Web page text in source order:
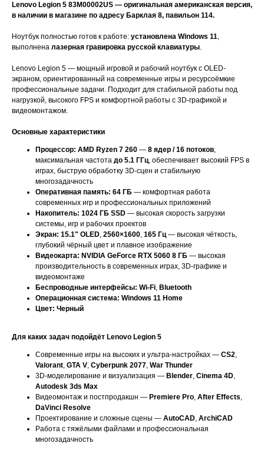
Lenovo Legion 5 83M00002US — оригинальная американская версия,
в наличии в магазине по адресу Барклая 8, павильон 114.
Ноутбук полностью готов к работе: установлена Windows 11,
выполнена лазерная гравировка русской клавиатуры.
Lenovo Legion 5 — мощный игровой и рабочий ноутбук с OLED-
экраном, ориентированный на современные игры и ресурсоёмкие
профессиональные задачи. Подходит для стабильной работы под
нагрузкой, высокого FPS и комфортной работы с 3D-графикой и
видеомонтажом.
Основные характеристики
Процессор: AMD Ryzen 7 260 — 8 ядер / 16 потоков,
максимальная частота до 5.1 ГГц, обеспечивает высокий FPS в
играх, быструю обработку 3D-сцен и стабильную
многозадачность
Оперативная память: 64 ГБ — комфортная работа
современных игр и профессиональных приложений
Накопитель: 1024 ГБ SSD — высокая скорость загрузки
системы, игр и рабочих проектов
Экран: 15.1" OLED, 2560×1600, 165 Гц— высокая чёткость,
глубокий чёрный цвет и плавное изображение
Видеокарта: NVIDIA GeForce RTX 5060 8 ГБ — высокая
производительность в современных играх, 3D-графике и
видеомонтаже
Беспроводные интерфейсы: Wi-Fi, Bluetooth
Операционная система: Windows 11 Home
Цвет: Черный
Для каких задач подойдёт Lenovo Legion 5
Современные игры на высоких и ультра-настройках — CS2,
Valorant, GTA V, Cyberpunk 2077, War Thunder
3D-моделирование и визуализация — Blender, Cinema 4D,
Autodesk 3ds Max
Видеомонтаж и постпродакшн — Premiere Pro, After Effects,
DaVinci Resolve
Проектирование и сложные сцены — AutoCAD, ArchiCAD
Работа с тяжёлыми файлами и профессиональная
многозадачность